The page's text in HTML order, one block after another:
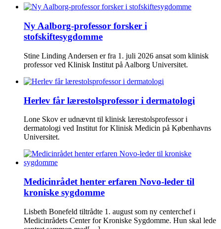
Ny Aalborg-professor forsker i
stofskiftesygdomme
Stine Linding Andersen er fra 1. juli 2026 ansat som klinisk
professor ved Klinisk Institut på Aalborg Universitet.
Herlev får lærestolsprofessor i dermatologi
Lone Skov er udnævnt til klinisk lærestolsprofessor i
dermatologi ved Institut for Klinisk Medicin på Københavns
Universitet.
Medicinrådet henter erfaren Novo-leder til
kroniske sygdomme
Lisbeth Bonefeld tiltrådte 1. august som ny centerchef i
Medicinrådets Center for Kroniske Sygdomme. Hun skal lede